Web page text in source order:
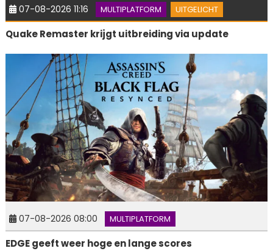
07-08-2026 11:16 MULTIPLATFORM UITGELICHT
Quake Remaster krijgt uitbreiding via update
07-08-2026 08:00 MULTIPLATFORM
EDGE geeft weer hoge en lange scores